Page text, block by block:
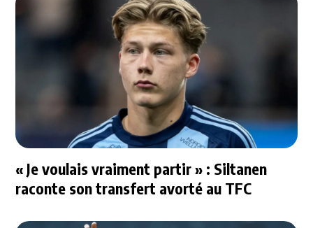
« Je voulais vraiment partir » : Siltanen
raconte son transfert avorté au TFC